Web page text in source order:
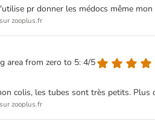
pr donner les médocs même
zooplus.fr
area from zero to 5: 4/5
colis, les tubes sont très petits.
zooplus.fr